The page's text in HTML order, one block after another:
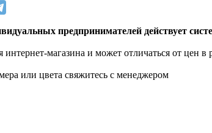
предпринимателей действует
интернет-магазина и может отличаться от цен
или цвета свяжитесь с менеджером